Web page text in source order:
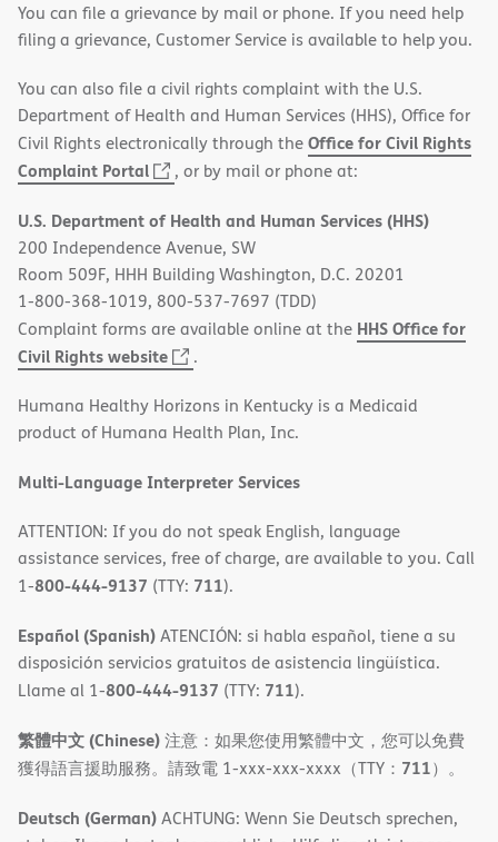
You can file a grievance by mail or phone. If you need help
filing a grievance, Customer Service is available to help you.
You can also file a civil rights complaint with the U.S.
Department of Health and Human Services (HHS), Office for
Civil Rights electronically through theOffice for Civil Rights
Complaint Portal
(opens
new
window)
, or by mail or phone at:
U.S. Department of Health and Human Services (HHS)
200 Independence Avenue, SW
Room 509F, HHH Building Washington, D.C. 20201
1-800-368-1019, 800-537-7697 (TDD)
Complaint forms are available online at the HHS Office for
Civil Rights website
(opens
new
window)
.
Humana Healthy Horizons in Kentucky is a Medicaid
product of Humana Health Plan, Inc.
Multi-Language Interpreter Services
ATTENTION: If you do not speak English, language
assistance services, free of charge, are available to you. Call
1-800-444-9137 (TTY: 711).
Español (Spanish)ATENCIÓN: si habla español, tiene a su
disposición servicios gratuitos de asistencia lingüística.
Llame al 1-800-444-9137 (TTY: 711).
繁體中文 (Chinese)注意：如果您使用繁體中文，您可以免費
獲得語言援助服務。請致電 1-xxx-xxx-xxxx（TTY： 711）。
Deutsch (German)ACHTUNG: Wenn Sie Deutsch sprechen,